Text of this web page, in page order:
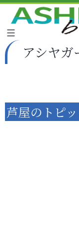
アシヤガ
芦屋のトピ